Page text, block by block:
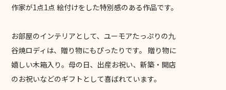
作家が1点1点 絵付けをした特別感のある作品です。
お部屋のインテリアとして、ユーモアたっぷりの九
谷焼ロディは、贈り物にもぴったりです。 贈り物に
嬉しい木箱入り。母の日、出産お祝い、新築・開店
のお祝いなどのギフトとして喜ばれています。